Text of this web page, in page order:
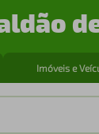
Imóveis e